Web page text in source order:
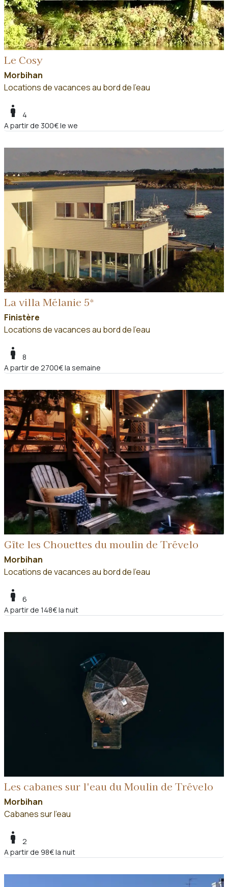
Le Cosy
Morbihan
Locations de vacances au bord de l'eau
boy
4
A partir de 300€ le we
La villa Mélanie 5*
Finistère
Locations de vacances au bord de l'eau
boy
8
A partir de 2700€ la semaine
Gîte les Chouettes du moulin de Trévelo
Morbihan
Locations de vacances au bord de l'eau
boy
6
A partir de 148€ la nuit
Les cabanes sur l'eau du Moulin de Trévelo
Morbihan
Cabanes sur l'eau
boy
2
A partir de 98€ la nuit